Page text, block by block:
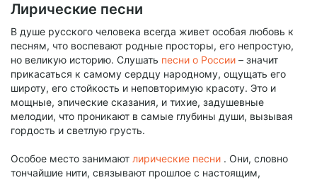
Лирические песни
В душе русского человека всегда живет особая любовь к
песням, что воспевают родные просторы, его непростую,
но великую историю. Слушать песни о России – значит
прикасаться к самому сердцу народному, ощущать его
широту, его стойкость и неповторимую красоту. Это и
мощные, эпические сказания, и тихие, задушевные
мелодии, что проникают в самые глубины души, вызывая
гордость и светлую грусть.
Особое место занимают лирические песни . Они, словно
тончайшие нити, связывают прошлое с настоящим,